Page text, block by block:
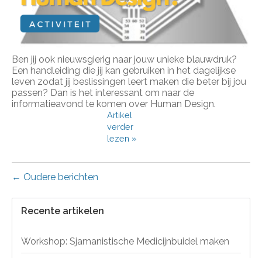
Ben jij ook nieuwsgierig naar jouw unieke blauwdruk?
Een handleiding die jij kan gebruiken in het dagelijkse
leven zodat jij beslissingen leert maken die beter bij jou
passen? Dan is het interessant om naar de
informatieavond te komen over Human Design.
Artikel
verder
lezen »
← Oudere berichten
Recente artikelen
Workshop: Sjamanistische Medicijnbuidel maken